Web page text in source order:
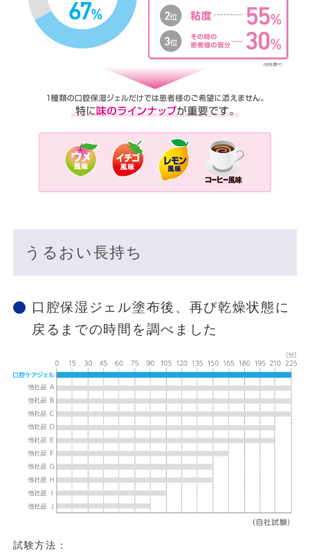
うるおい長持ち
口腔保湿ジェル塗布後、再び乾燥状態に
戻るまでの時間を調べました
試験方法：